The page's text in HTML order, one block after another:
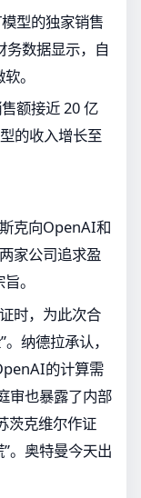
型的独家销售
数据显示，自
。
额接近 20 亿
的收入增长至
克向OpenAI和
家公司追求盈
。
时，为此次合
纳德拉承认，
的计算需
审也暴露了内部
茨克维尔作证
。奥特曼今天出